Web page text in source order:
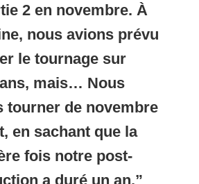
2 en novembre. À
nous avions prévu
le tournage sur
mais… Nous
tourner de novembre
en sachant que la
fois notre post-
a duré un an.